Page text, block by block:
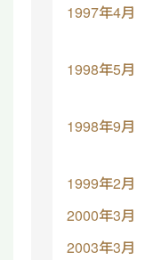
1997年4月
1998年5月
1998年9月
1999年2月
2000年3月
2003年3月